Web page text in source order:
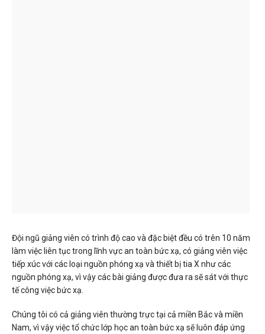
Đội ngũ giảng viên có trình độ cao và đặc biệt đều có trên 10 năm
làm việc liên tục trong lĩnh vực an toàn bức xạ, có giảng viên việc
tiếp xúc với các loại nguồn phóng xạ và thiết bị tia X như các
nguồn phóng xạ, vì vậy các bài giảng được đưa ra sẽ sát với thực
tế công việc bức xạ.
Chúng tôi có cả giảng viên thường trực tại cả miền Bắc và miền
Nam, vì vậy việc tổ chức lớp học an toàn bức xạ sẽ luôn đáp ứng